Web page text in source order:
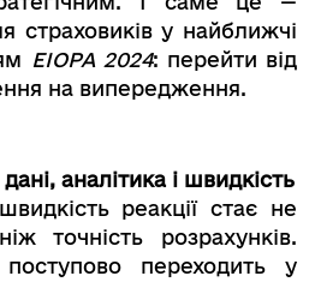
страховиків у найближчі
EIOPA 2024: перейти від
на випередження.
аналітика і швидкість
реакції стає не
точність розрахунків.
переходить у